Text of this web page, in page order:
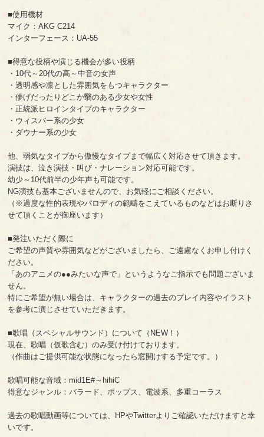
■使用機材
マイク：AKG C214
インターフェース：UA-55
■得意な役柄や演じる機会が多い役柄
・10代～20代の高～中音の女声
・透明感や凛とした雰囲気をもつキャラクター
・儚げだったりどこか翳のある少女や女性
・正統派ヒロインタイプのキャラクター
・ウィスパー系の少女
・ダウナー系の少女
他、弱気なタイプから傲慢なタイプまで幅広く対応させて頂きます。
演技は、泣き演技・叫び・ナレーション対応可能です。
幼少～10代前半の少年声も可能です。
NG演技も基本ございませんので、お気軽にご相談ください。
（※過度な性的表現やパロディの範疇をこえているものなどはお断りさ
せて頂くことが御座います）
■発注いただく際に
ご希望の声質や雰囲気などがございましたら、ご遠慮なくお申し付けく
ださい。
「あのアニメの●●みたいな声で」というようなご指示でも問題ございま
せん。
特にご希望が無い場合は、キャラクターの過去のプレイ内容やイラスト
を参考に演じさせていただきます。
■歌唱（スペシャルサウンド）について（NEW！）
現在、歌唱（仮歌含む）のみ受け付けております。
（作曲はご提供可能な状態になったら窓開けする予定です。）
歌唱可能な音域：mid1E#～hihiC
得意なジャンル：バラード、ポップス、電波系、多重コーラス
過去の歌唱動画等については、HPやTwitterよりご確認いただけますと幸
いです。